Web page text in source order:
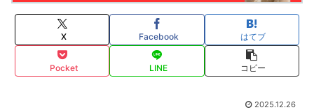
X Facebook はてブ
Pocket LINE コピー
2025.12.26